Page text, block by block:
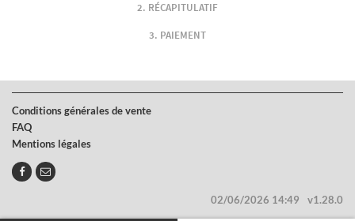
RÉCAPITULATIF
PAIEMENT
Conditions générales de vente
FAQ
Mentions légales
02/06/2026 14:49 v1.28.0